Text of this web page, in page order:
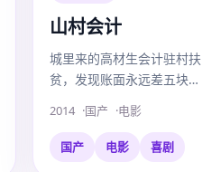
山村会计
城里来的高材生会计驻村扶
贫，发现账面永远差五块
个村子的秘密。
2014 国产 电影
国产 电影 喜剧